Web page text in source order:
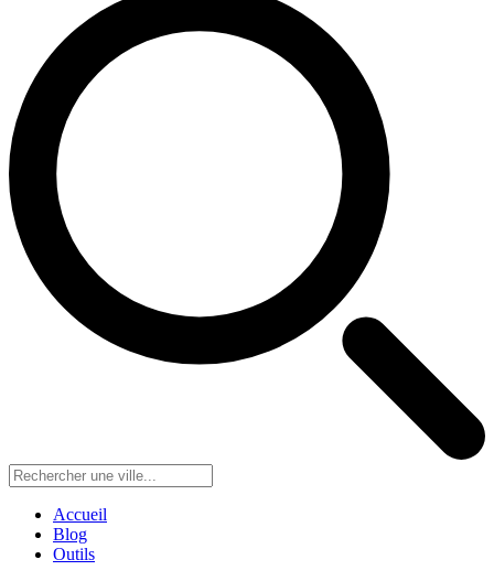
Accueil
Blog
Outils